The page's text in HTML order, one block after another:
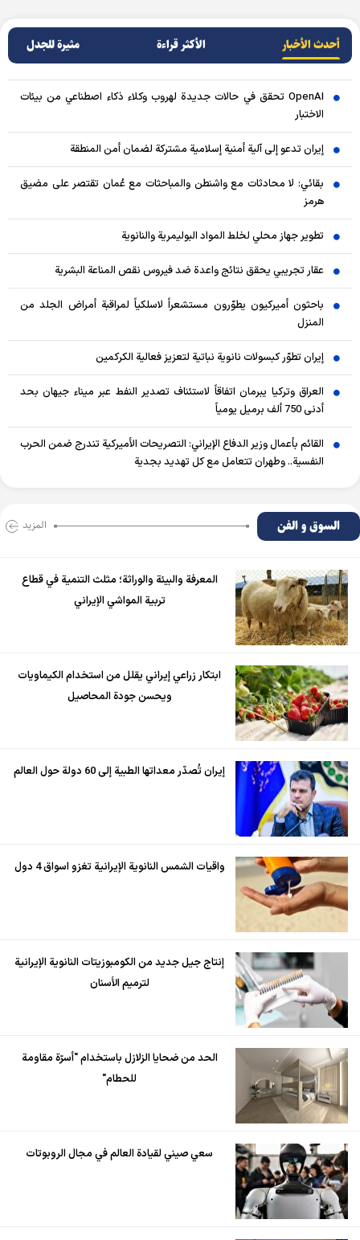
أحدث الأخبار الأکثر قراءة مثيرة للجدل
OpenAI تحقق في حالات جديدة لهروب وكلاء ذكاء اصطناعي من بيئات
الاختبار
إيران تدعو إلى آلية أمنية إسلامية مشتركة لضمان أمن المنطقة
بقائي: لا محادثات مع واشنطن والمباحثات مع عُمان تقتصر على مضيق
هرمز
تطوير جهاز محلي لخلط المواد البوليمرية والنانوية
عقار تجريبي يحقق نتائج واعدة ضد فيروس نقص المناعة البشرية
باحثون أميركيون يطوّرون مستشعراً لاسلكياً لمراقبة أمراض الجلد من
المنزل
إيران تطوّر كبسولات نانوية نباتية لتعزيز فعالية الكركمين
العراق وتركيا يبرمان اتفاقاً لاستئناف تصدير النفط عبر ميناء جيهان بحد
أدنى 750 ألف برميل يومياً
القائم بأعمال وزير الدفاع الإيراني: التصريحات الأميركية تندرج ضمن الحرب
النفسية.. وطهران تتعامل مع كل تهديد بجدية
السوق و الفن المزید
المعرفة والبيئة والوراثة؛ مثلث التنمية في قطاع
تربية المواشي الإيراني
ابتكار زراعي إيراني يقلل من استخدام الكيماويات
ويحسن جودة المحاصيل
إيران تُصدّر معداتها الطبية إلى 60 دولة حول العالم
واقيات الشمس النانوية الإيرانية تغزو اسواق 4 دول
إنتاج جيل جديد من الكومبوزيتات النانوية الإيرانية
لترميم الأسنان
الحد من ضحايا الزلازل باستخدام "أسرّة مقاومة
للحطام"
سعي صيني لقيادة العالم في مجال الروبوتات